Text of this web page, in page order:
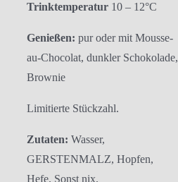
Trinktemperatur10 – 12°C
Genießen: pur oder mit Mousse-
au-Chocolat, dunkler Schokolade,
Brownie
Limitierte Stückzahl.
Zutaten: Wasser,
GERSTENMALZ, Hopfen,
Hefe. Sonst nix.